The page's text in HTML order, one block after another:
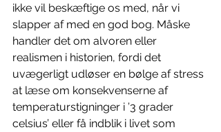
ikke vil beskæftige os med, når vi
slapper af med en god bog. Måske
handler det om alvoren eller
realismen i historien, fordi det
uvægerligt udløser en bølge af stress
at læse om konsekvenserne af
temperaturstigninger i ’3 grader
celsius’ eller få indblik i livet som